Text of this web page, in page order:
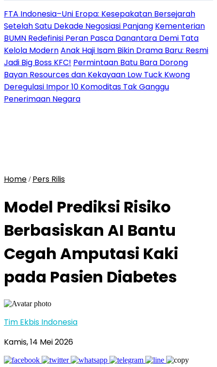
FTA Indonesia–Uni Eropa: Kesepakatan Bersejarah
Setelah Satu Dekade Negosiasi Panjang Kementerian
BUMN Redefinisi Peran Pasca Danantara Demi Tata
Kelola ModernAnak Haji Isam Bikin Drama Baru: Resmi
Jadi Big Boss KFC! Permintaan Batu Bara Dorong
Bayan Resources dan Kekayaan Low Tuck Kwong
Deregulasi Impor 10 Komoditas Tak Ganggu
Penerimaan Negara
Home / Pers Rilis
Model Prediksi Risiko
Berbasiskan AI Bantu
Cegah Amputasi Kaki
pada Pasien Diabetes
Tim Ekbis Indonesia
Kamis, 14 Mei 2026